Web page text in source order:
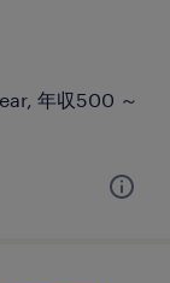
年収500 ～